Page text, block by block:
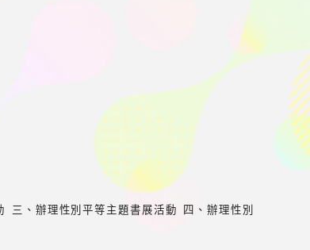
三、辦理性別平等主題書展活動 四、辦理性別